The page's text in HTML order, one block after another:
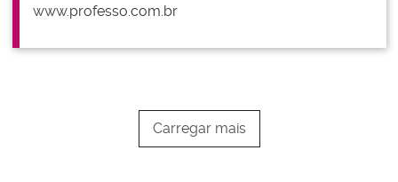
www.professo.com.br
Carregar mais